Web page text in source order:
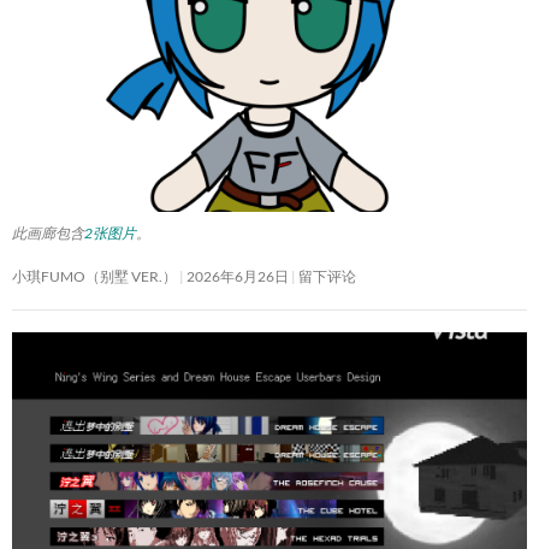
此画廊包含2张图片。
小琪FUMO（别墅 VER.） 2026年6月26日 留下评论